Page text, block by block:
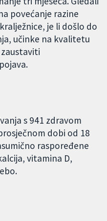
povećanje razine
je li došlo do
učinke na kvalitetu
s 941 zdravom
dobi od 18
raspoređene
vitamina D,